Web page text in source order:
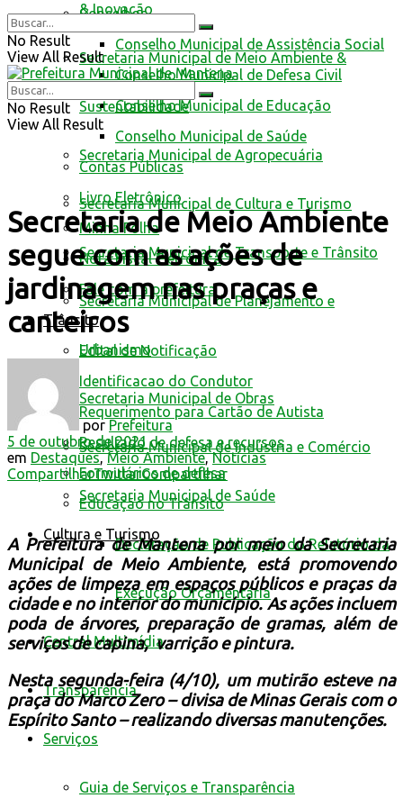
Conselhos
Conselho Municipal de Assistência Social
Conselho Municipal de Defesa Civil
Conselho Municipal de Educação
Conselho Municipal de Saúde
Contas Públicas
Livro Eletrônico
Minha Folha
Nota Fiscal Eletrônica
Fale com a prefeitura
Trânsito
Edital de Notificação
Identificacao do Condutor
Requerimento para Cartão de Autista
Resultado de defesa e recursos
Formulários de defesa
Educação no Trânsito
Cultura e Turismo
& Inovação
Secretaria Municipal de Meio Ambiente &
Sustentabilidade
Secretaria Municipal de Agropecuária
Secretaria Municipal de Cultura e Turismo
Secretaria Municipal de Transporte e Trânsito
Secretaria Municipal de Planejamento e
Urbanismo
Secretaria Municipal de Obras
Secretaria Municipal de Indústria e Comércio
Secretaria Municipal de Saúde
Declaração de Publicação do Relatório da
Execução Orçamentária
Central Multimídia
Transparência
Serviços
Guia de Serviços e Transparência
No Result
View All Result
No Result
View All Result
Secretaria de Meio Ambiente
segue com as ações de
jardinagem nas praças e
canteiros
por Prefeitura
5 de outubro de 2021
em Destaques,Meio Ambiente,Notícias
CompartilharTwittarCompartilhar
A Prefeitura de Mantena por meio da Secretaria
Municipal de Meio Ambiente, está promovendo
ações de limpeza em espaços públicos e praças da
cidade e no interior do município. As ações incluem
poda de árvores, preparação de gramas, além de
serviços de capina, varrição e pintura.
Nesta segunda-feira (4/10), um mutirão esteve na
praça do Marco Zero – divisa de Minas Gerais com o
Espírito Santo – realizando diversas manutenções.